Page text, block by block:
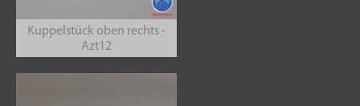
Kuppelstück oben rechts -
Azt12